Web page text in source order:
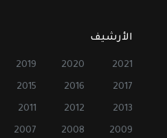
الأرشيف
2021
2020
2019
2017
2016
2015
2013
2012
2011
2009
2008
2007